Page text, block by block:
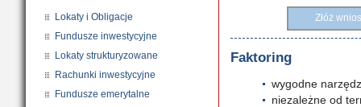
Lokaty i Obligacje
Fundusze inwestycyjne
Lokaty strukturyzowane
Rachunki inwestycyjne
Fundusze emerytalne
Złóż
Faktoring
wygodne
niezależne od